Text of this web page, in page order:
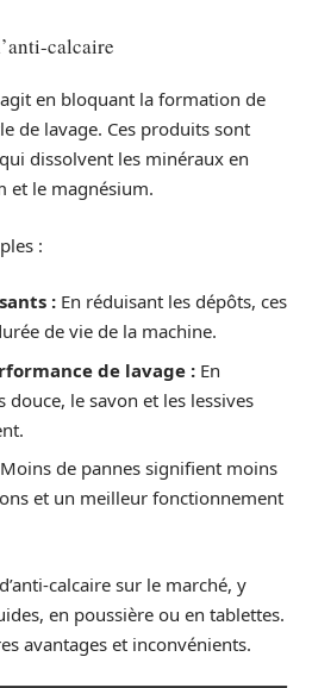
calcaire
en bloquant la formation de
de lavage. Ces produits sont
dissolvent les minéraux en
et le magnésium.
:
: En réduisant les dépôts, ces
de vie de la machine.
de lavage : En
le savon et les lessives
Moins de pannes signifient moins
et un meilleur fonctionnement
calcaire sur le marché, y
en poussière ou en tablettes.
avantages et inconvénients.